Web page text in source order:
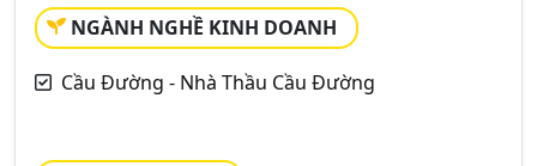
NGÀNH NGHỀ KINH DOANH
Cầu Đường - Nhà Thầu Cầu Đường